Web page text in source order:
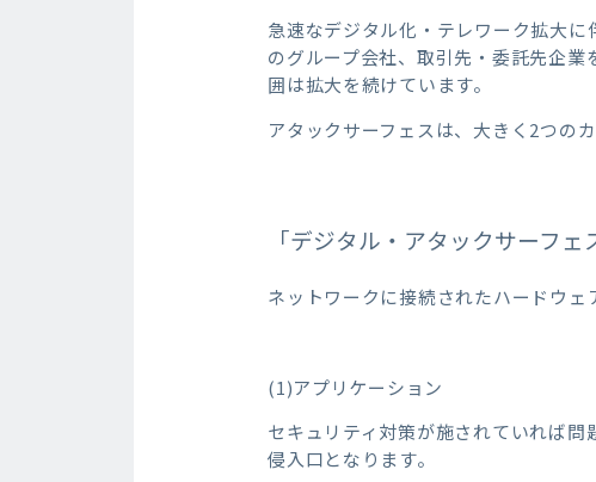
急速なデジタル化・テレワーク拡大
のグループ会社、取引先・委託先企
囲は拡大を続けています。
アタックサーフェスは、大きく2つの
「デジタル・アタックサーフェ
ネットワークに接続されたハードウェ
(1)アプリケーション
セキュリティ対策が施されていれば
侵入口となります。